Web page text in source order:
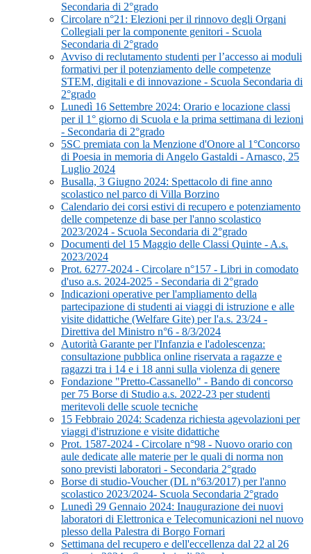
Secondaria di 2°grado
Circolare n°21: Elezioni per il rinnovo degli Organi
Collegiali per la componente genitori - Scuola
Secondaria di 2°grado
Avviso di reclutamento studenti per l’accesso ai moduli
formativi per il potenziamento delle competenze
STEM, digitali e di innovazione - Scuola Secondaria di
2°grado
Lunedì 16 Settembre 2024: Orario e locazione classi
per il 1° giorno di Scuola e la prima settimana di lezioni
- Secondaria di 2°grado
5SC premiata con la Menzione d'Onore al 1°Concorso
di Poesia in memoria di Angelo Gastaldi - Arnasco, 25
Luglio 2024
Busalla, 3 Giugno 2024: Spettacolo di fine anno
scolastico nel parco di Villa Borzino
Calendario dei corsi estivi di recupero e potenziamento
delle competenze di base per l'anno scolastico
2023/2024 - Scuola Secondaria di 2°grado
Documenti del 15 Maggio delle Classi Quinte - A.s.
2023/2024
Prot. 6277-2024 - Circolare n°157 - Libri in comodato
d'uso a.s. 2024-2025 - Secondaria di 2°grado
Indicazioni operative per l'ampliamento della
partecipazione di studenti ai viaggi di istruzione e alle
visite didattiche (Welfare Gite) per l'a.s. 23/24 -
Direttiva del Ministro n°6 - 8/3/2024
Autorità Garante per l'Infanzia e l'adolescenza:
consultazione pubblica online riservata a ragazze e
ragazzi tra i 14 e i 18 anni sulla violenza di genere
Fondazione "Pretto-Cassanello" - Bando di concorso
per 75 Borse di Studio a.s. 2022-23 per studenti
meritevoli delle scuole tecniche
15 Febbraio 2024: Scadenza richiesta agevolazioni per
viaggi d'istruzione e visite didattiche
Prot. 1587-2024 - Circolare n°98 - Nuovo orario con
aule dedicate alle materie per le quali di norma non
sono previsti laboratori - Secondaria 2°grado
Borse di studio-Voucher (DL n°63/2017) per l'anno
scolastico 2023/2024- Scuola Secondaria 2°grado
Lunedì 29 Gennaio 2024: Inaugurazione dei nuovi
laboratori di Elettronica e Telecomunicazioni nel nuovo
plesso della Palestra di Borgo Fornari
Settimana del recupero e dell'eccellenza dal 22 al 26